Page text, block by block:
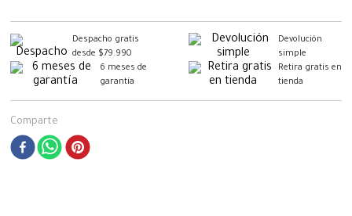
Despacho gratis
desde $79.990
Devolución
simple
6 meses de
garantía
Retira gratis en
tienda
Comparte